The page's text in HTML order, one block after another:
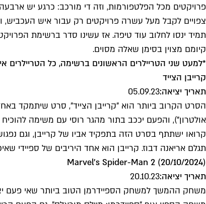
פרויקטים מכל הפלטפורמות, וזה די מורכב: כרגע יש
צפויים לקבל מעל עשרה פרויקטים רק עבור איש העכביש,
תמיד ינסו לחלוב עוד טיפה. אז עשינו סדר ברשימת
קיומם מצוין בסימן שאלה מסוים.
*למעט שני הטריילרים הראשונים ברשימה, כל הטריילרים
קרייבן הצייד
תאריך יציאה:05.09.23
הסרט הקרוב ביותר הוא "קרייבן הצייד", סרט שיתמקד
אולטרון"), והפעם יככב בתור מהגר רוסי עם משימה
קרואו ישתתף בסרט הזה בתפקיד אביו של קרייבן, וגם
תגלם אריאנה דבוז. קרייבן הוא אחד היריבים של ספיידי
Marvel’s Spider-Man 2 (20/10/2024)
תאריך יציאה:20.10.23